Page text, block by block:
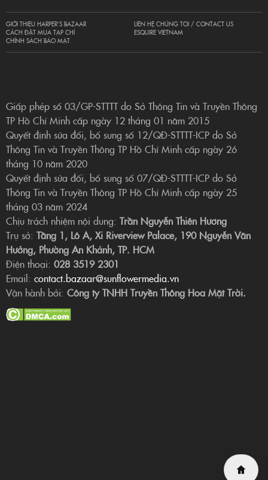
GIỚI THIỆU HARPER’S BAZAAR
CÁCH ĐẶT MUA TẠP CHÍ
CHÍNH SÁCH BẢO MẬT
LIÊN HỆ CHÚNG TÔI / CONTACT US
ESQUIRE VIETNAM
Giấp phép số 03/GP-STTTT do Sở Thông Tin và Truyền Thông
TP Hồ Chí Minh cấp ngày 12 tháng 01 năm 2015
Quyết định sửa đổi, bổ sung số 12/QĐ-STTTT-ICP do Sở
Thông Tin và Truyền Thông TP Hồ Chí Minh cấp ngày 26
tháng 10 năm 2020
Quyết định sửa đổi, bổ sung số 07/QĐ-STTTT-ICP do Sở
Thông Tin và Truyền Thông TP Hồ Chí Minh cấp ngày 25
tháng 03 năm 2024
Chịu trách nhiệm nội dung: Trần Nguyễn Thiên Hương
Trụ sở: Tầng 1, Lô A, Xi Riverview Palace, 190 Nguyễn Văn
Hưởng, Phường An Khánh, TP. HCM
Điện thoại: 028 3519 2301
Email: contact.bazaar@sunflowermedia.vn
Vận hành bởi: Công ty TNHH Truyền Thông Hoa Mặt Trời.